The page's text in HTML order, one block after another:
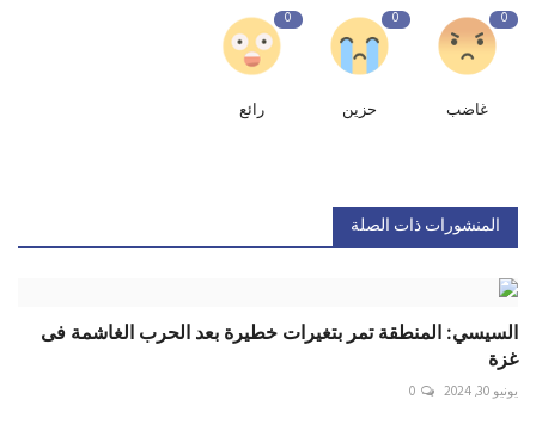
0
غاضب
0
حزين
0
رائع
المنشورات ذات الصلة
السيسي: المنطقة تمر بتغيرات خطيرة بعد الحرب الغاشمة فى
غزة
يونيو 30, 2024 0